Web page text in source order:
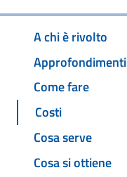
A chi è rivolto
Approfondimenti
Come fare
Costi
Cosa serve
Cosa si ottiene